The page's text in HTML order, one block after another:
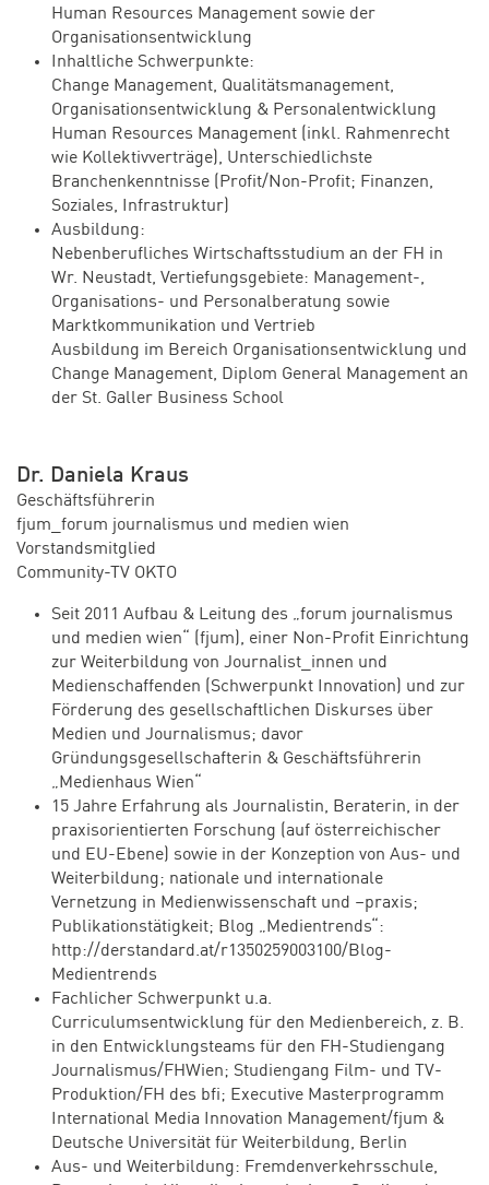
Human Resources Management sowie der
Organisationsentwicklung
Inhaltliche Schwerpunkte:
Change Management, Qualitätsmanagement,
Organisationsentwicklung & Personalentwicklung
Human Resources Management (inkl. Rahmenrecht
wie Kollektivverträge), Unterschiedlichste
Branchenkenntnisse (Profit/Non-Profit; Finanzen,
Soziales, Infrastruktur)
Ausbildung:
Nebenberufliches Wirtschaftsstudium an der FH in
Wr. Neustadt, Vertiefungsgebiete: Management-,
Organisations- und Personalberatung sowie
Marktkommunikation und Vertrieb
Ausbildung im Bereich Organisationsentwicklung und
Change Management, Diplom General Management an
der St. Galler Business School
Dr. Daniela Kraus
Geschäftsführerin
fjum_forum journalismus und medien wien
Vorstandsmitglied
Community-TV OKTO
Seit 2011 Aufbau & Leitung des „forum journalismus
und medien wien“ (fjum), einer Non-Profit Einrichtung
zur Weiterbildung von Journalist_innen und
Medienschaffenden (Schwerpunkt Innovation) und zur
Förderung des gesellschaftlichen Diskurses über
Medien und Journalismus; davor
Gründungsgesellschafterin & Geschäftsführerin
„Medienhaus Wien“
15 Jahre Erfahrung als Journalistin, Beraterin, in der
praxisorientierten Forschung (auf österreichischer
und EU-Ebene) sowie in der Konzeption von Aus- und
Weiterbildung; nationale und internationale
Vernetzung in Medienwissenschaft und –praxis;
Publikationstätigkeit; Blog „Medientrends“:
http://derstandard.at/r1350259003100/Blog-
Medientrends
Fachlicher Schwerpunkt u.a.
Curriculumsentwicklung für den Medienbereich, z. B.
in den Entwicklungsteams für den FH-Studiengang
Journalismus/FHWien; Studiengang Film- und TV-
Produktion/FH des bfi; Executive Masterprogramm
International Media Innovation Management/fjum &
Deutsche Universität für Weiterbildung, Berlin
Aus- und Weiterbildung: Fremdenverkehrsschule,